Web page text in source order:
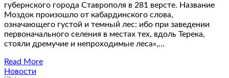
губернского города Ставрополя в 281 версте. Название
Моздок произошло от кабардинского слова,
означающего густой и темный лес: ибо при заведении
первоначального селения в местах тех, вдоль Терека,
стояли дремучие и непроходимые леса»,…
Read More
Новости